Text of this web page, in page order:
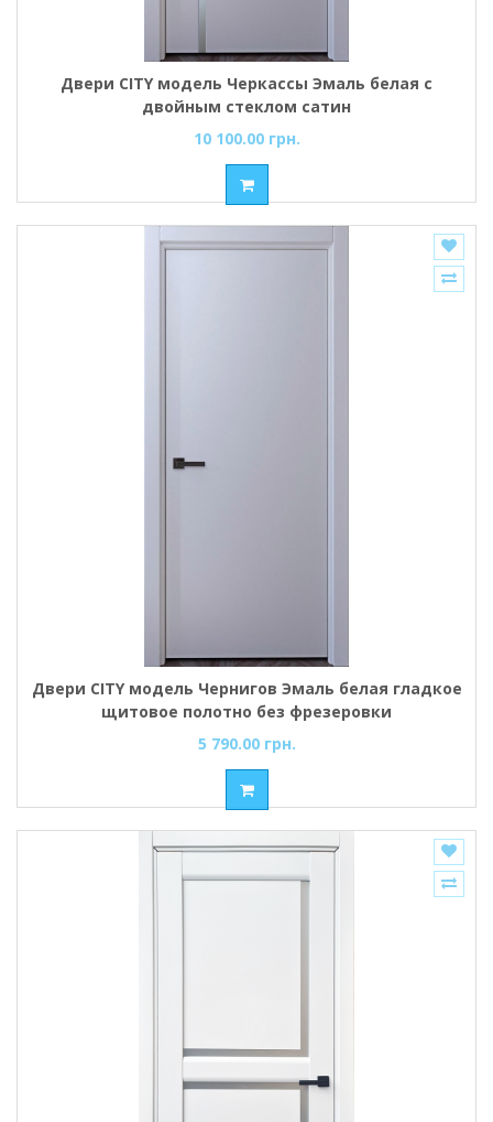
Двери CITY модель Черкассы Эмаль белая с
двойным стеклом сатин
10 100.00 грн.
Двери CITY модель Чернигов Эмаль белая гладкое
щитовое полотно без фрезеровки
5 790.00 грн.